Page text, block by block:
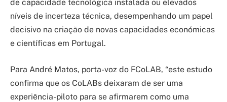
de capacidade tecnológica instalada ou elevados
níveis de incerteza técnica, desempenhando um papel
decisivo na criação de novas capacidades económicas
e científicas em Portugal.
Para André Matos, porta-voz do FCoLAB, “este estudo
confirma que os CoLABs deixaram de ser uma
experiência-piloto para se afirmarem como uma